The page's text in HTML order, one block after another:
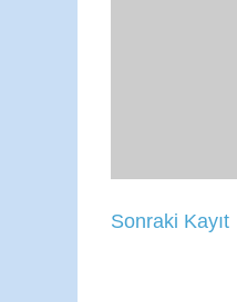
Sonraki Kayıt